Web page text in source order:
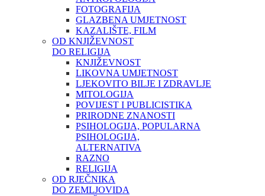
FOTOGRAFIJA
GLAZBENA UMJETNOST
KAZALIŠTE, FILM
OD KNJIŽEVNOST
DO RELIGIJA
KNJIŽEVNOST
LIKOVNA UMJETNOST
LJEKOVITO BILJE I ZDRAVLJE
MITOLOGIJA
POVIJEST I PUBLICISTIKA
PRIRODNE ZNANOSTI
PSIHOLOGIJA, POPULARNA
PSIHOLOGIJA,
ALTERNATIVA
RAZNO
RELIGIJA
OD RJEČNIKA
DO ZEMLJOVIDA